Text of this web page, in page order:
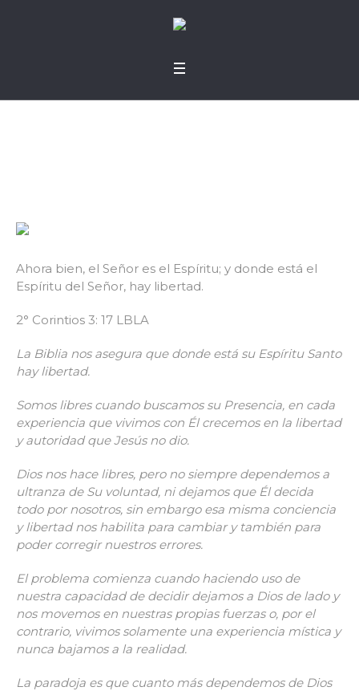
Ahora bien, el Señor es el Espíritu; y donde está el
Espíritu del Señor, hay libertad.
2° Corintios 3: 17 LBLA
La Biblia nos asegura que donde está su Espíritu Santo
hay libertad.
Somos libres cuando buscamos su Presencia, en cada
experiencia que vivimos con Él crecemos en la libertad
y autoridad que Jesús no dio.
Dios nos hace libres, pero no siempre dependemos a
ultranza de Su voluntad, ni dejamos que Él decida
todo por nosotros, sin embargo esa misma conciencia
y libertad nos habilita para cambiar y también para
poder corregir nuestros errores.
El problema comienza cuando haciendo uso de
nuestra capacidad de decidir dejamos a Dios de lado y
nos movemos en nuestras propias fuerzas o, por el
contrario, vivimos solamente una experiencia mística y
nunca bajamos a la realidad.
La paradoja es que cuanto más dependemos de Dios